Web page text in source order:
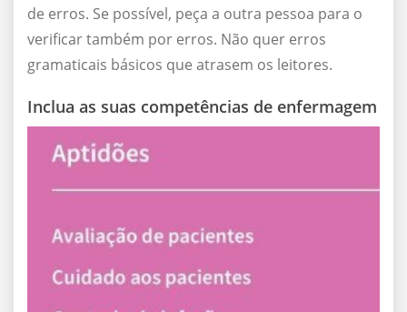
de erros. Se possível, peça a outra pessoa para o
verificar também por erros. Não quer erros
gramaticais básicos que atrasem os leitores.
Inclua as suas competências de enfermagem